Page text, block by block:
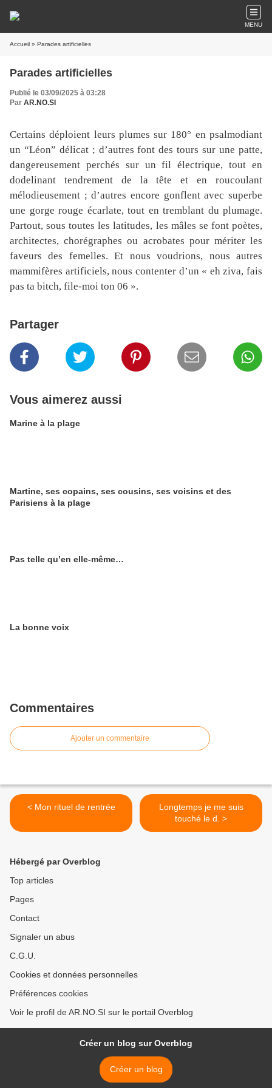
MENU
Accueil » Parades artificielles
Parades artificielles
Publié le 03/09/2025 à 03:28
Par AR.NO.SI
Certains déploient leurs plumes sur 180° en psalmodiant
un “Léon” délicat ; d’autres font des tours sur une patte,
dangereusement perchés sur un fil électrique, tout en
dodelinant tendrement de la tête et en roucoulant
mélodieusement ; d’autres encore gonflent avec superbe
une gorge rouge écarlate, tout en tremblant du plumage.
Partout, sous toutes les latitudes, les mâles se font poètes,
architectes, chorégraphes ou acrobates pour mériter les
faveurs des femelles. Et nous voudrions, nous autres
mammifères artificiels, nous contenter d’un « eh ziva, fais
pas ta bitch, file-moi ton 06 ».
Partager
Vous aimerez aussi
Marine à la plage
Martine, ses copains, ses cousins, ses voisins et des
Parisiens à la plage
Pas telle qu’en elle-même…
La bonne voix
Commentaires
Ajouter un commentaire
< Mon rituel de rentrée
Longtemps je me suis
touché le d. >
Hébergé par Overblog
Top articles
Pages
Contact
Signaler un abus
C.G.U.
Cookies et données personnelles
Préférences cookies
Voir le profil de AR.NO.SI sur le portail Overblog
Créer un blog sur Overblog
Créer un blog